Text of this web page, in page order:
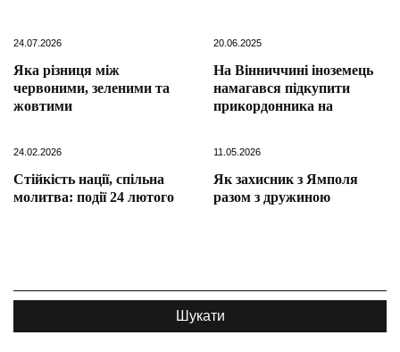
24.07.2026
Яка різниця між
червоними, зеленими та
жовтими
20.06.2025
На Вінниччині іноземець
намагався підкупити
прикордонника на
24.02.2026
Стійкість нації, спільна
молитва: події 24 лютого
11.05.2026
Як захисник з Ямполя
разом з дружиною